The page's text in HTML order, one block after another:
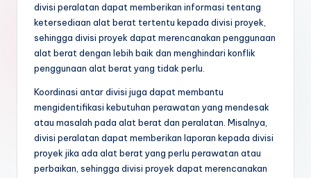
divisi peralatan dapat memberikan informasi tentang
ketersediaan alat berat tertentu kepada divisi proyek,
sehingga divisi proyek dapat merencanakan penggunaan
alat berat dengan lebih baik dan menghindari konflik
penggunaan alat berat yang tidak perlu.
Koordinasi antar divisi juga dapat membantu
mengidentifikasi kebutuhan perawatan yang mendesak
atau masalah pada alat berat dan peralatan. Misalnya,
divisi peralatan dapat memberikan laporan kepada divisi
proyek jika ada alat berat yang perlu perawatan atau
perbaikan, sehingga divisi proyek dapat merencanakan